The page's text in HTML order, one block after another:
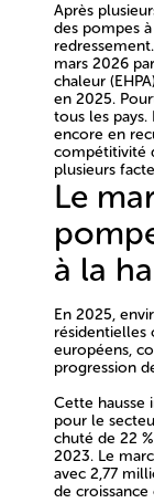
‍Après
des pompes
mars 2026
chaleur
en 2025.
tous les pays.
encore en
compétitivité
plusieurs
Le
à la
En 2025,
résidentielles
européens,
progression
Cette hausse
pour le
chuté de 22 %
2023. Le
avec 2,77
de